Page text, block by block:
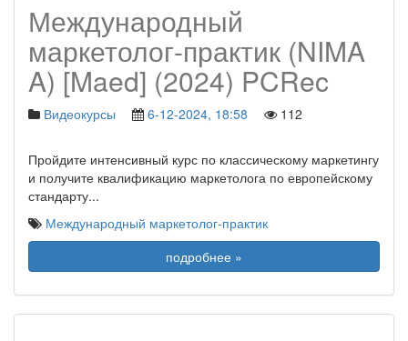
Международный
маркетолог-практик (NIMA
A) [Maed] (2024) PCRec
Видеокурсы 6-12-2024, 18:58 112
Пройдите интенсивный курс по классическому маркетингу
и получите квалификацию маркетолога по европейскому
стандарту...
Международный маркетолог-практик
подробнее »